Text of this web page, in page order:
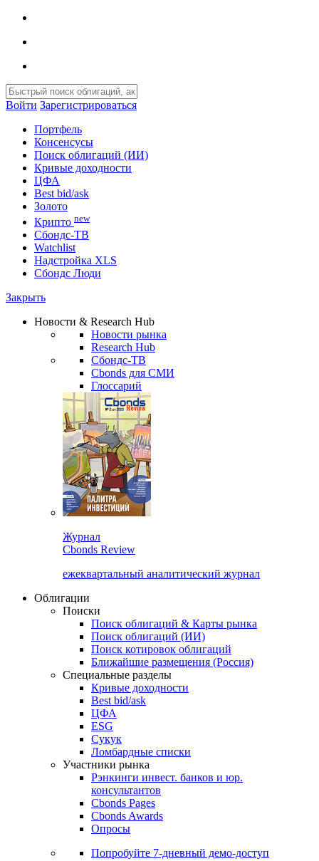
Войти Зарегистрироваться
Портфель
Консенсусы
Поиск облигаций (ИИ)
Кривые доходности
ЦФА
Best bid/ask
Золото
Крипто new
Сбондс-ТВ
Watchlist
Надстройка XLS
Сбондс Люди
Закрыть
Новости & Research Hub
Новости рынка
Research Hub
Сбондс-ТВ
Cbonds для СМИ
Глоссарий
Журнал
Cbonds Review
ежеквартальный аналитический журнал
Облигации
Поиски
Поиск облигаций & Карты рынка
Поиск облигаций (ИИ)
Поиск котировок облигаций
Ближайшие размещения (Россия)
Специальные разделы
Кривые доходности
Best bid/ask
ЦФА
ESG
Сукук
Ломбардные списки
Участники рынка
Рэнкинги инвест. банков и юр.
консультантов
Cbonds Pages
Cbonds Awards
Опросы
Попробуйте 7-дневный демо-доступ